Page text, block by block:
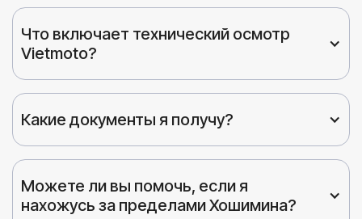
Что включает технический осмотр
Vietmoto?
Какие документы я получу?
Можете ли вы помочь, если я
нахожусь за пределами Хошимина?